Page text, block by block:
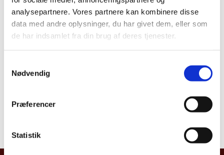
analysepartnere. Vores partnere kan kombinere disse
data med andre oplysninger, du har givet dem, eller som
de har indsamlet fra din brug af deres tjenester.
e
Nødvendig
Præferencer
Statistik
Udenrigsministeriet meddeler, at hr. Lars Siggaard
Andersen ved kgl. resolution af 1. juni 2021 er
udnævnt til honorær konsul fra Marokko i Aalborg
Konsulatets adresse er: Algade 44, 1. sal, 9000 Aalborg
E-mail:konsul@andersenconsult.com